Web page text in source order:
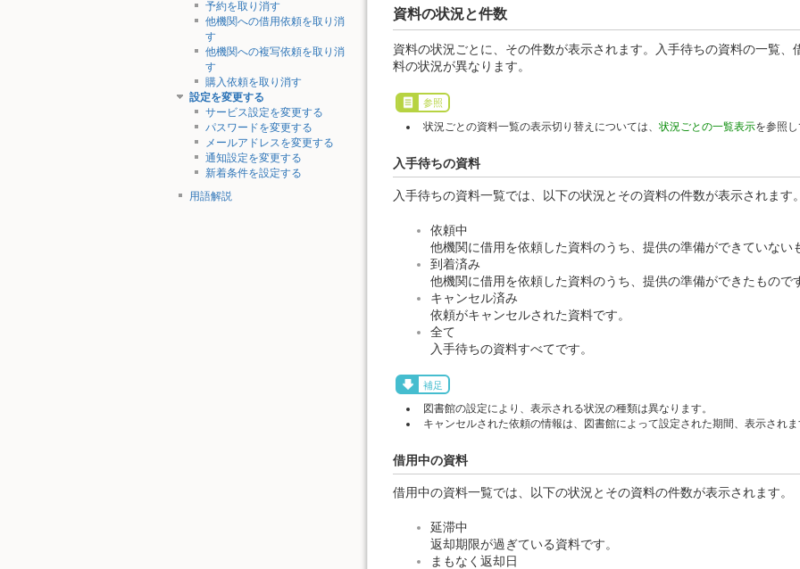
予約を取り消す
他機関への借用依頼を取り消
す
他機関への複写依頼を取り消
す
購入依頼を取り消す
設定を変更する
サービス設定を変更する
パスワードを変更する
メールアドレスを変更する
通知設定を変更する
新着条件を設定する
用語解説
資料の状況と件数
資料の状況ごとに、その件数が表示されます。入手待ちの資料の一覧
料の状況が異なります。
参照
状況ごとの資料一覧の表示切り替えについては、状況ごとの一覧表示を参照
入手待ちの資料
入手待ちの資料一覧では、以下の状況とその資料の件数が表示されます
依頼中
他機関に借用を依頼した資料のうち、提供の準備ができていない
到着済み
他機関に借用を依頼した資料のうち、提供の準備ができたもので
キャンセル済み
依頼がキャンセルされた資料です。
全て
入手待ちの資料すべてです。
補足
図書館の設定により、表示される状況の種類は異なります。
キャンセルされた依頼の情報は、図書館によって設定された期間、表示され
借用中の資料
借用中の資料一覧では、以下の状況とその資料の件数が表示されます。
延滞中
返却期限が過ぎている資料です。
まもなく返却日